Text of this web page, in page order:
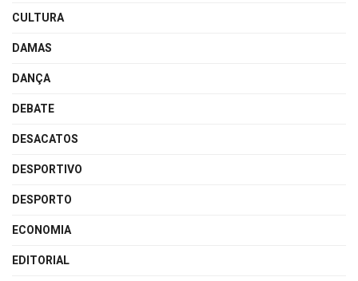
CULTURA
DAMAS
DANÇA
DEBATE
DESACATOS
DESPORTIVO
DESPORTO
ECONOMIA
EDITORIAL